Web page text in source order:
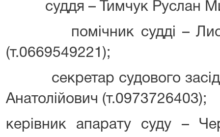
суддя – Тимчук Руслан
помічник судді –
(т.0669549221);
секретар судового
Анатолійович (т.0973726403);
керівник апарату суду –